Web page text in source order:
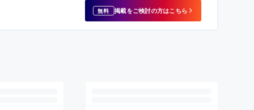
無料 掲載をご検討の方はこちら